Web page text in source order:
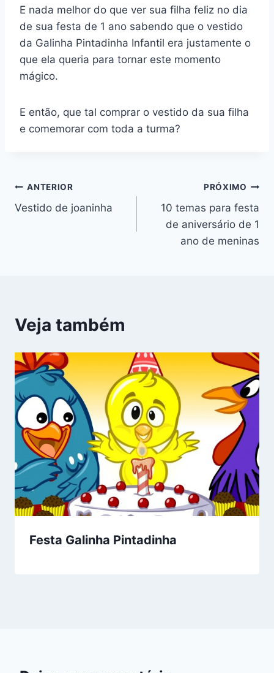
E nada melhor do que ver sua filha feliz no dia
de sua festa de 1 ano sabendo que o vestido
da Galinha Pintadinha Infantil era justamente o
que ela queria para tornar este momento
mágico.
E então, que tal comprar o vestido da sua filha
e comemorar com toda a turma?
Navegação
de
ANTERIOR
Vestido de joaninha
PRÓXIMO
10 temas para festa
de aniversário de 1
ano de meninas
Veja também
Festa Galinha Pintadinha